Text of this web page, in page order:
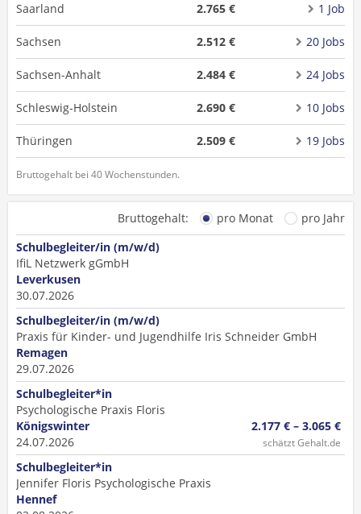
Saarland 2.765 € 1 Job
Sachsen 2.512 € 20 Jobs
Sachsen-Anhalt 2.484 € 24 Jobs
Schleswig-Holstein 2.690 € 10 Jobs
Thüringen 2.509 € 19 Jobs
Bruttogehalt bei 40 Wochenstunden.
Bruttogehalt: pro Monat
pro Jahr
Schulbegleiter/in (m/w/d)
IfiL Netzwerk gGmbH
Leverkusen
30.07.2026
Schulbegleiter/in (m/w/d)
Praxis für Kinder- und Jugendhilfe Iris Schneider GmbH
Remagen
29.07.2026
Schulbegleiter*in
Psychologische Praxis Floris
Königswinter
24.07.2026
2.177 € – 3.065 €
schätzt Gehalt.de
Schulbegleiter*in
Jennifer Floris Psychologische Praxis
Hennef